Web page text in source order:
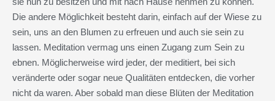
Die andere Möglichkeit besteht darin, einfach auf der Wiese zu
sein, uns an den Blumen zu erfreuen und auch sie sein zu
lassen. Meditation vermag uns einen Zugang zum Sein zu
ebnen. Möglicherweise wird jeder, der meditiert, bei sich
veränderte oder sogar neue Qualitäten entdecken, die vorher
nicht da waren. Aber sobald man diese Blüten der Meditation